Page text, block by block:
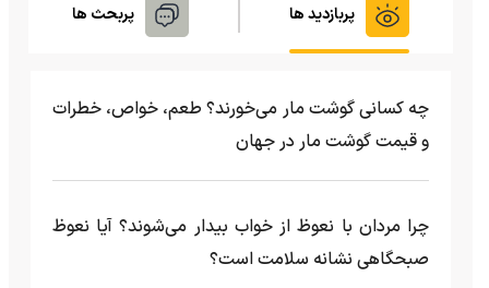
پربازدید ها پربحث ها
چه کسانی گوشت مار می‌خورند؟ طعم، خواص، خطرات
و قیمت گوشت مار در جهان
چرا مردان با نعوظ از خواب بیدار می‌شوند؟ آیا نعوظ
صبحگاهی نشانه سلامت است؟